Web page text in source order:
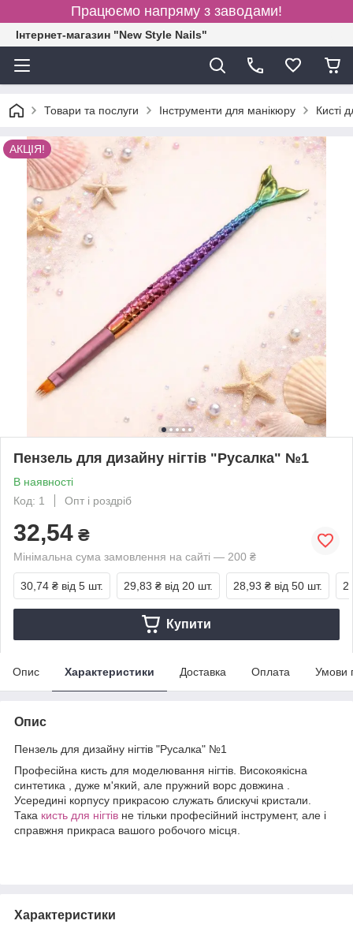
Працюємо напряму з заводами!
Інтернет-магазин "New Style Nails"
Товари та послуги Інструменти для манікюру Кисті
АКЦІЯ!
Пензель для дизайну нігтів "Русалка" №1
В наявності
Код: 1
Опт і роздріб
32,54 ₴
Мінімальна сума замовлення на сайті — 200 ₴
30,74 ₴ від 5 шт. 29,83 ₴ від 20 шт. 28,93 ₴ від 50 шт.
Купити
Опис Характеристики Доставка Оплата Умови
Опис
Пензель для дизайну нігтів "Русалка" №1
Професійна кисть для моделювання нігтів. Високоякісна
синтетика , дуже м'який, але пружний ворс довжина .
Усередині корпусу прикрасою служать блискучі кристали.
Така кисть для нігтів не тільки професійний інструмент, але і
справжня прикраса вашого робочого місця.
Характеристики